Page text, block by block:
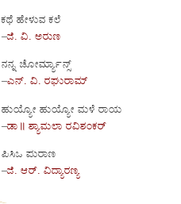
ಕಥೆ ಹೇಳುವ ಕಲೆ
–ಜಿ. ವಿ. ಅರುಣ
ನನ್ನ ಚೋರ್ಮ್ಯಾನ್ಸ್
–ಎನ್. ವಿ. ರಘುರಾಮ್
ಹುಯ್ಯೋ ಹುಯ್ಯೋ ಮಳೆ ರಾಯ
–ಡಾ॥ ಶ್ಯಾಮಲಾ ರವಿಶಂಕರ್
ಪಿಸಿಒ ಪುರಾಣ
–ಜಿ. ಆರ್. ವಿದ್ಯಾರಣ್ಯ